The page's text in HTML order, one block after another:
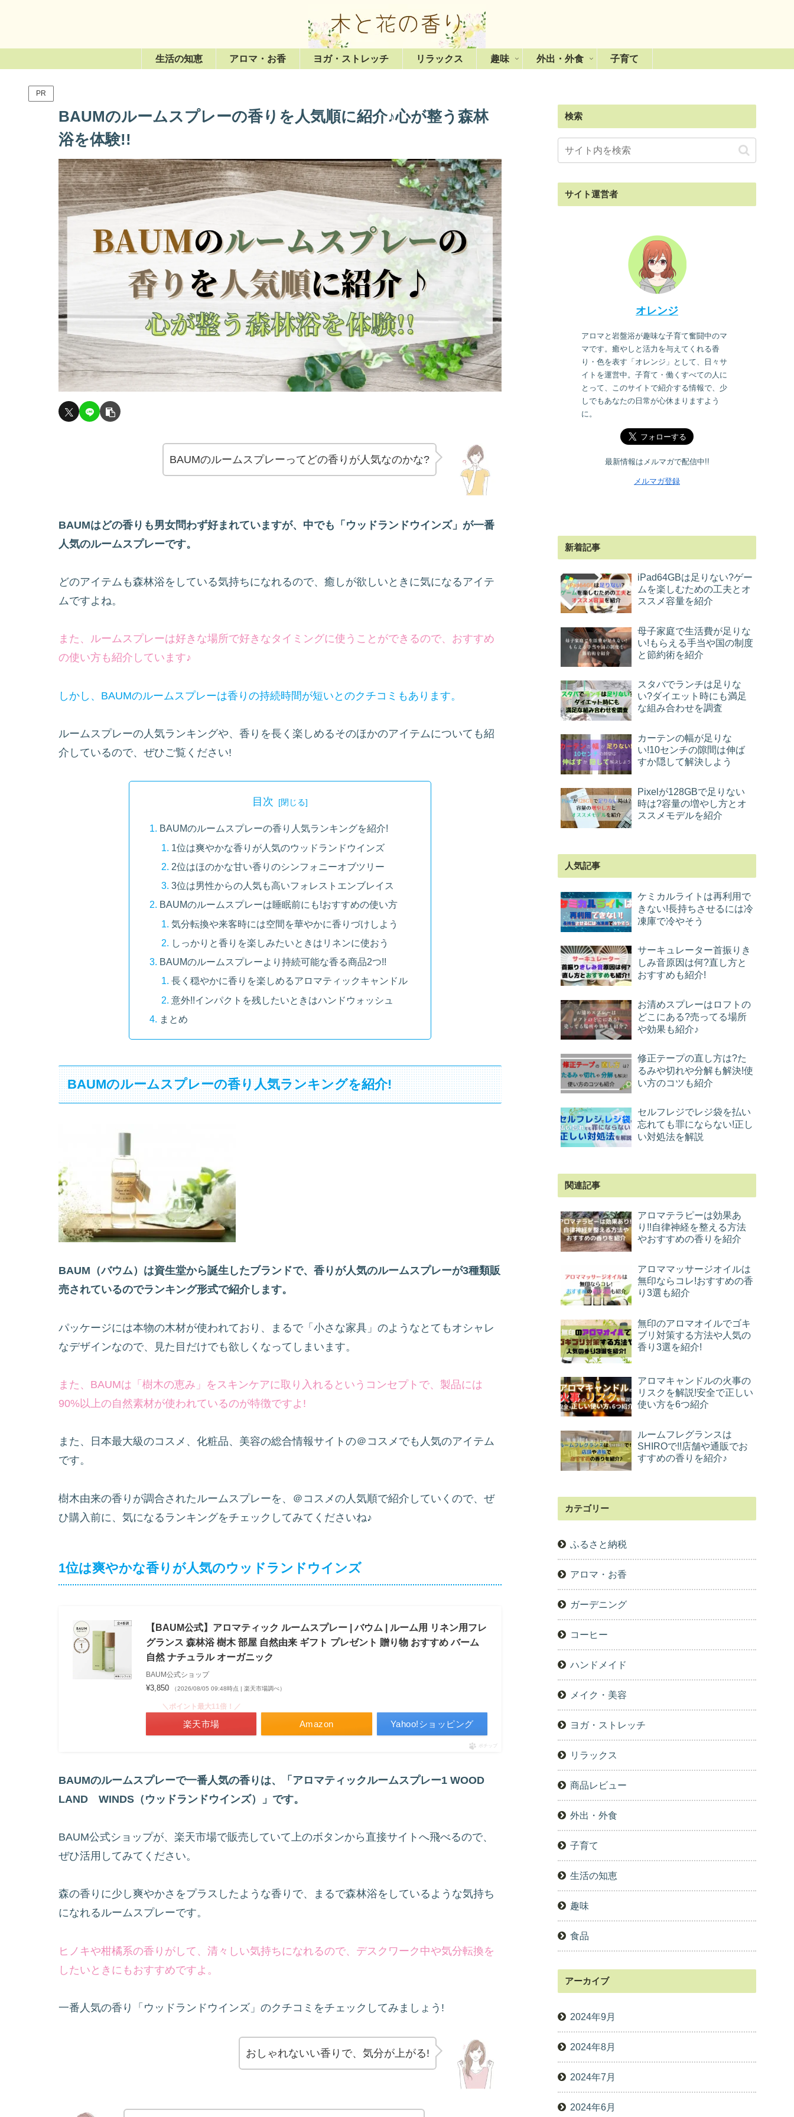
生活の知恵 アロマ・お香 ヨガ・ストレッチ リラックス 趣味 外出・外食 子育て
PR
BAUMのルームスプレーの香りを人気順に紹介♪心が整う森林
浴を体験!!
BAUMのルームスプレーってどの香りが人気なのかな?
BAUMはどの香りも男女問わず好まれていますが、中でも「ウッドランドウインズ」が一番
人気のルームスプレーです。
どのアイテムも森林浴をしている気持ちになれるので、癒しが欲しいときに気になるアイテ
ムですよね。
また、ルームスプレーは好きな場所で好きなタイミングに使うことができるので、おすすめ
の使い方も紹介しています♪
しかし、BAUMのルームスプレーは香りの持続時間が短いとのクチコミもあります。
ルームスプレーの人気ランキングや、香りを長く楽しめるそのほかのアイテムについても紹
介しているので、ぜひご覧ください!
目次
BAUMのルームスプレーの香り人気ランキングを紹介!
1位は爽やかな香りが人気のウッドランドウインズ
2位はほのかな甘い香りのシンフォニーオブツリー
3位は男性からの人気も高いフォレストエンブレイス
BAUMのルームスプレーは睡眠前にも!おすすめの使い方
気分転換や来客時には空間を華やかに香りづけしよう
しっかりと香りを楽しみたいときはリネンに使おう
BAUMのルームスプレーより持続可能な香る商品2つ!!
長く穏やかに香りを楽しめるアロマティックキャンドル
意外!!インパクトを残したいときはハンドウォッシュ
まとめ
BAUMのルームスプレーの香り人気ランキングを紹介!
BAUM（バウム）は資生堂から誕生したブランドで、香りが人気のルームスプレーが3種類販
売されているのでランキング形式で紹介します。
パッケージには本物の木材が使われており、まるで「小さな家具」のようなとてもオシャレ
なデザインなので、見た目だけでも欲しくなってしまいます。
また、BAUMは「樹木の恵み」をスキンケアに取り入れるというコンセプトで、製品には
90%以上の自然素材が使われているのが特徴ですよ!
また、日本最大級のコスメ、化粧品、美容の総合情報サイトの＠コスメでも人気のアイテム
です。
樹木由来の香りが調合されたルームスプレーを、＠コスメの人気順で紹介していくので、ぜ
ひ購入前に、気になるランキングをチェックしてみてくださいね♪
1位は爽やかな香りが人気のウッドランドウインズ
【BAUM公式】アロマティック ルームスプレー | バウム | ルーム用 リネン用フレ
グランス 森林浴 樹木 部屋 自然由来 ギフト プレゼント 贈り物 おすすめ バーム
自然 ナチュラル オーガニック
BAUM公式ショップ
¥3,850 （2026/08/05 09:48時点 | 楽天市場調べ）
Amazon
＼ポイント最大11倍！／
楽天市場 Yahoo!ショッピング
ポチップ
BAUMのルームスプレーで一番人気の香りは、「アロマティックルームスプレー1 WOOD
LAND WINDS（ウッドランドウインズ）」です。
BAUM公式ショップが、楽天市場で販売していて上のボタンから直接サイトへ飛べるので、
ぜひ活用してみてください。
森の香りに少し爽やかさをプラスしたような香りで、まるで森林浴をしているような気持ち
になれるルームスプレーです。
ヒノキや柑橘系の香りがして、清々しい気持ちになれるので、デスクワーク中や気分転換を
したいときにもおすすめですよ。
一番人気の香り「ウッドランドウインズ」のクチコミをチェックしてみましょう!
おしゃれないい香りで、気分が上がる!
検索
サイト運営者
オレンジ
アロマと岩盤浴が趣味な子育て奮闘中のマ
マです。癒やしと活力を与えてくれる香
り・色を表す「オレンジ」として、日々サ
イトを運営中。子育て・働くすべての人に
とって、このサイトで紹介する情報で、少
しでもあなたの日常が心休まりますよう
に。
最新情報はメルマガで配信中!!
メルマガ登録
新着記事
iPad64GBは足りない?ゲー
ムを楽しむための工夫とオ
ススメ容量を紹介
母子家庭で生活費が足りな
い!もらえる手当や国の制度
と節約術を紹介
スタバでランチは足りな
い?ダイエット時にも満足
な組み合わせを調査
カーテンの幅が足りな
い!10センチの隙間は伸ば
すか隠して解決しよう
Pixelが128GBで足りない
時は?容量の増やし方とオ
ススメモデルを紹介
人気記事
ケミカルライトは再利用で
きない!長持ちさせるには冷
凍庫で冷やそう
サーキュレーター首振りき
しみ音原因は何?直し方と
おすすめも紹介!
お清めスプレーはロフトの
どこにある?売ってる場所
や効果も紹介♪
修正テープの直し方は?た
るみや切れや分解も解決!使
い方のコツも紹介
セルフレジでレジ袋を払い
忘れても罪にならない!正し
い対処法を解説
関連記事
アロマテラピーは効果あ
り!!自律神経を整える方法
やおすすめの香りを紹介
アロママッサージオイルは
無印ならコレ!おすすめの香
り3選も紹介
無印のアロマオイルでゴキ
ブリ対策する方法や人気の
香り3選を紹介!
アロマキャンドルの火事の
リスクを解説!安全で正しい
使い方を6つ紹介
ルームフレグランスは
SHIROで!!店舗や通販でお
すすめの香りを紹介♪
カテゴリー
ふるさと納税
アロマ・お香
ガーデニング
コーヒー
ハンドメイド
メイク・美容
ヨガ・ストレッチ
リラックス
商品レビュー
外出・外食
子育て
生活の知恵
趣味
食品
アーカイブ
2024年9月
2024年8月
2024年7月
2024年6月